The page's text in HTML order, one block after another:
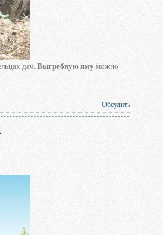
дач.Выгребную яму можно
Обсудить